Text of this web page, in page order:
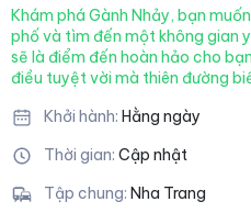
Khám phá Gành Nhảy, bạn
phố và tìm đến một không gian
sẽ là điểm đến hoàn hảo cho
điều tuyệt vời mà thiên đường
Khởi hành: Hằng ngày
Thời gian: Cập nhật
Tập chung: Nha Trang